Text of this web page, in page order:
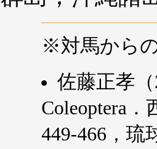
※対馬から
佐藤正孝
Coleoptera
449-466，琉